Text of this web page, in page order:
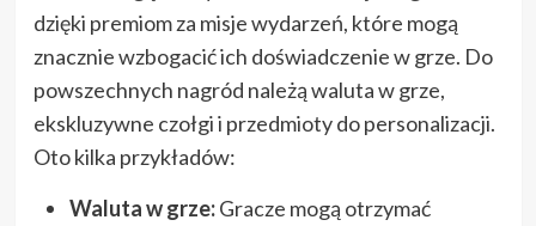
dzięki premiom za misje wydarzeń, które mogą
znacznie wzbogacić ich doświadczenie w grze. Do
powszechnych nagród należą waluta w grze,
ekskluzywne czołgi i przedmioty do personalizacji.
Oto kilka przykładów:
Waluta w grze:Gracze mogą otrzymać